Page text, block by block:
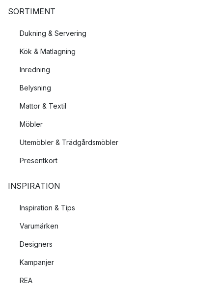
SORTIMENT
Dukning & Servering
Kök & Matlagning
Inredning
Belysning
Mattor & Textil
Möbler
Utemöbler & Trädgårdsmöbler
Presentkort
INSPIRATION
Inspiration & Tips
Varumärken
Designers
Kampanjer
REA